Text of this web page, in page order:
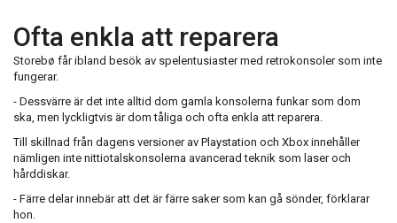
Ofta enkla att reparera
Storebø får ibland besök av spelentusiaster med retrokonsoler som inte
fungerar.
- Dessvärre är det inte alltid dom gamla konsolerna funkar som dom
ska, men lyckligtvis är dom tåliga och ofta enkla att reparera.
Till skillnad från dagens versioner av Playstation och Xbox innehåller
nämligen inte nittiotalskonsolerna avancerad teknik som laser och
hårddiskar.
- Färre delar innebär att det är färre saker som kan gå sönder, förklarar
hon.